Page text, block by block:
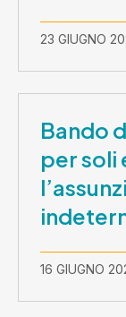
– CUP
23 GIUGNO
Bando
per soli
prova
16 GIUGNO